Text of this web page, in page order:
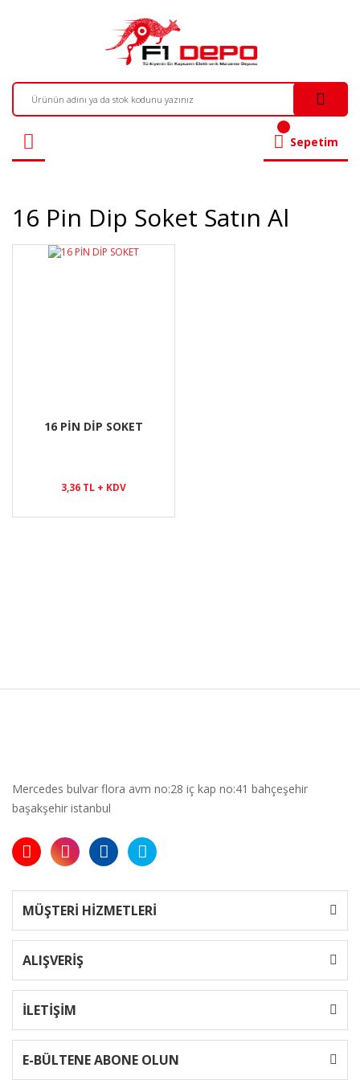
Sepetim
16 Pin Dip Soket Satın Al
16 PİN DİP SOKET
3,36 TL + KDV
Mercedes bulvar flora avm no:28 iç kap no:41 bahçeşehir
başakşehir istanbul
MÜŞTERİ HİZMETLERİ
ALIŞVERİŞ
İLETİŞİM
E-BÜLTENE ABONE OLUN